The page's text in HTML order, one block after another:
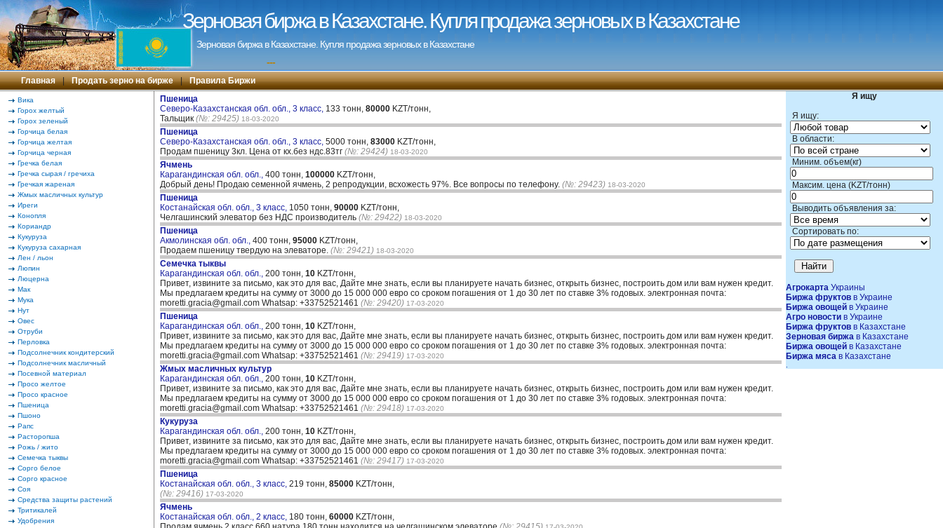
Зерновая биржа в Казахстане. Купля продажа зерновых в Казахстане
Зерновая биржа в Казахстане. Купля продажа зерновых в Казахстане
---
Главная | Продать зерно на бирже | Правила Биржи
Вика
Горох желтый
Горох зеленый
Горчица белая
Горчица желтая
Горчица черная
Гречка белая
Гречка сырая / гречиха
Гречкая жареная
Жмых масличных культур
Иреги
Конопля
Кориандр
Кукуруза
Кукуруза сахарная
Лен / льон
Люпин
Люцерна
Мак
Мука
Нут
Овес
Отруби
Перловка
Подсолнечник кондитерский
Подсолнечник масличный
Посевной материал
Просо желтое
Просо красное
Пшеница
Пшоно
Рапс
Расторопша
Рожь / жито
Семечка тыквы
Сорго белое
Сорго красное
Соя
Средства защиты растений
Тритикалей
Удобрения
Я ищу
Я ищу:
В области:
Миним. объем(кг)
Максим. цена (KZT/тонн)
Выводить объявления за:
Сортировать по:
Агрокарта Украины
Биржа фруктов в Украине
Биржа овощей в Украине
Агро новости в Украине
Биржа фруктов в Казахстане
Зерновая биржа в Казахстане
Биржа овощей в Казахстане
Биржа мяса в Казахстане
Пшеница
Северо-Казахстанская обл. обл., 3 класс, 133 тонн, 80000 KZT/тонн,
Тальщик (№: 29425) 18-03-2020
Пшеница
Северо-Казахстанская обл. обл., 3 класс, 5000 тонн, 83000 KZT/тонн,
Продам пшеницу 3кл. Цена от кх.без ндс.83тг (№: 29424) 18-03-2020
Ячмень
Карагандинская обл. обл., 400 тонн, 100000 KZT/тонн,
Добрый день! Продаю семенной ячмень, 2 репродукции, всхожесть 97%. Все вопросы по телефону. (№: 29423) 18-03-2020
Пшеница
Костанайская обл. обл., 3 класс, 1050 тонн, 90000 KZT/тонн,
Челгашинский элеватор без НДС производитель (№: 29422) 18-03-2020
Пшеница
Акмолинская обл. обл., 400 тонн, 95000 KZT/тонн,
Продаем пшеницу твердую на элеваторе. (№: 29421) 18-03-2020
Семечка тыквы
Карагандинская обл. обл., 200 тонн, 10 KZT/тонн,
Привет, извините за письмо, как это для вас, Дайте мне знать, если вы планируете начать бизнес, открыть бизнес, построить дом или вам нужен кредит.
Мы предлагаем кредиты на сумму от 3000 до 15 000 000 евро со сроком погашения от 1 до 30 лет по ставке 3% годовых. электронная почта:
moretti.gracia@gmail.com Whatsap: +33752521461 (№: 29420) 17-03-2020
Пшеница
Карагандинская обл. обл., 200 тонн, 10 KZT/тонн,
Привет, извините за письмо, как это для вас, Дайте мне знать, если вы планируете начать бизнес, открыть бизнес, построить дом или вам нужен кредит.
Мы предлагаем кредиты на сумму от 3000 до 15 000 000 евро со сроком погашения от 1 до 30 лет по ставке 3% годовых. электронная почта:
moretti.gracia@gmail.com Whatsap: +33752521461 (№: 29419) 17-03-2020
Жмых масличных культур
Карагандинская обл. обл., 200 тонн, 10 KZT/тонн,
Привет, извините за письмо, как это для вас, Дайте мне знать, если вы планируете начать бизнес, открыть бизнес, построить дом или вам нужен кредит.
Мы предлагаем кредиты на сумму от 3000 до 15 000 000 евро со сроком погашения от 1 до 30 лет по ставке 3% годовых. электронная почта:
moretti.gracia@gmail.com Whatsap: +33752521461 (№: 29418) 17-03-2020
Кукуруза
Карагандинская обл. обл., 200 тонн, 10 KZT/тонн,
Привет, извините за письмо, как это для вас, Дайте мне знать, если вы планируете начать бизнес, открыть бизнес, построить дом или вам нужен кредит.
Мы предлагаем кредиты на сумму от 3000 до 15 000 000 евро со сроком погашения от 1 до 30 лет по ставке 3% годовых. электронная почта:
moretti.gracia@gmail.com Whatsap: +33752521461 (№: 29417) 17-03-2020
Пшеница
Костанайская обл. обл., 3 класс, 219 тонн, 85000 KZT/тонн,
(№: 29416) 17-03-2020
Ячмень
Костанайская обл. обл., 2 класс, 180 тонн, 60000 KZT/тонн,